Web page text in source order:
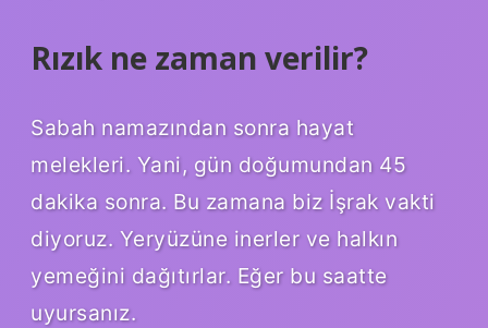
Rızık ne zaman verilir?
Sabah namazından sonra hayat
melekleri. Yani, gün doğumundan 45
dakika sonra. Bu zamana biz İşrak vakti
diyoruz. Yeryüzüne inerler ve halkın
yemeğini dağıtırlar. Eğer bu saatte
uyursanız.